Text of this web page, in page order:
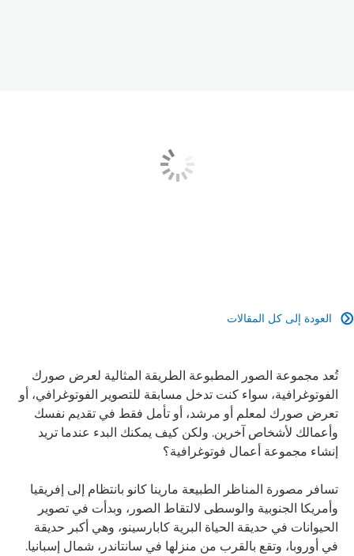
العودة إلى كل المقالات 
تُعد مجموعة الصور المطبوعة الطريقة المثالية لعرض صورك
الفوتوغرافية، سواء كنت تدخل مسابقة للتصوير الفوتوغرافي، أو
تعرض صورك لمعلم أو مرشد، أو تأمل فقط في تقديم نفسك
وأعمالك لأشخاص آخرين. ولكن كيف يمكنك البدء عندما تريد
إنشاء مجموعة أعمال فوتوغرافية؟
تسافر مصورة المناظر الطبيعة مارينا كانو بانتظام إلى إفريقيا
وأمريكا الجنوبية والوسطى لالتقاط الصور، وبدأت في تصوير
الحيوانات في حديقة الحياة البرية كابارسينو، وهي أكبر حديقة
في أوروبا، وتقع بالقرب من منزلها في سانتاندر، شمال إسبانيا.